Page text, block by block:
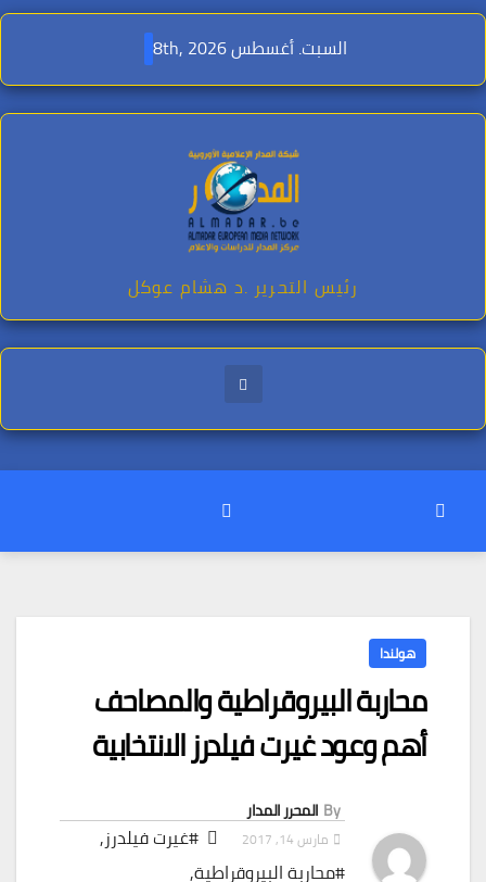
Skip
content
السبت. أغسطس 8th, 2026
رئيس التحرير .د هشام عوكل
هولندا
محاربة البيروقراطية والمصاحف
أهم وعود غيرت فيلدرز الانتخابية
By المحرر المدار
مارس 14, 2017 #غيرت فيلدرز,
#محاربة البيروقراطية,